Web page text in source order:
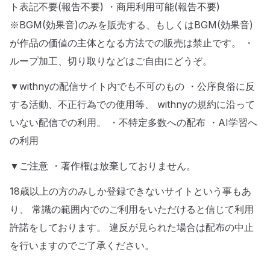
ト表記不要(報告不要) ・商用利用可能(報告不要)
※BGM(効果音)のみを販売する、もしくはBGM(効果音)
が作品の価値の主体となる方法での販売は禁止です。 ・
ループ加工、切り取りなどはご自由にどうぞ。
▼withnyの配信サイト内でも不可のもの ・公序良俗に反
する活動、不正行為での使用等、 withnyの規約に沿って
いない配信での利用。 ・不特定多数への配布 ・AI学習へ
の利用
▼ご注意 ・著作権は放棄しておりません。
18歳以上の方のみしか登録できないサイトという事もあ
り、 常識の範囲内でのご利用をいただけると信じて利用
許諾をしております。 違反が見られた場合は配布の中止
を行いますのでご了承ください。